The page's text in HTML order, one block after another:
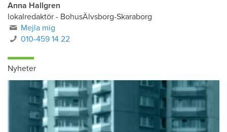
Anna Hallgren
lokalredaktör - BohusÄlvsborg-Skaraborg
Mejla mig
010-459 14 22
Nyheter